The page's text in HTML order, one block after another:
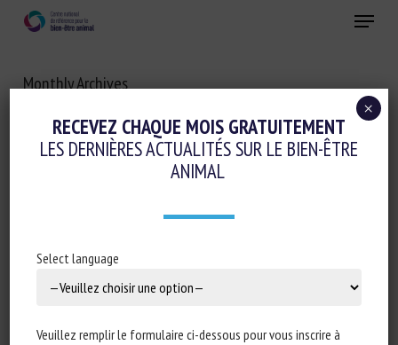
content
Menu
Monthly Archives
RECEVEZ CHAQUE MOIS GRATUITEMENT
LES DERNIÈRES ACTUALITÉS SUR LE BIEN-ÊTRE
ANIMAL
Select language
Veuillez remplir le formulaire ci-dessous pour vous inscrire à
×